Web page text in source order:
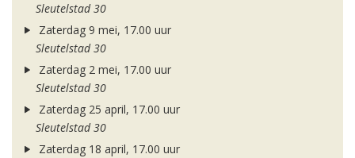
Sleutelstad 30
Zaterdag 9 mei, 17.00 uur
Sleutelstad 30
Zaterdag 2 mei, 17.00 uur
Sleutelstad 30
Zaterdag 25 april, 17.00 uur
Sleutelstad 30
Zaterdag 18 april, 17.00 uur